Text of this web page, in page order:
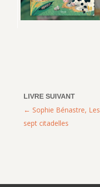
Sophie Bénastre, Les
sept citadelles